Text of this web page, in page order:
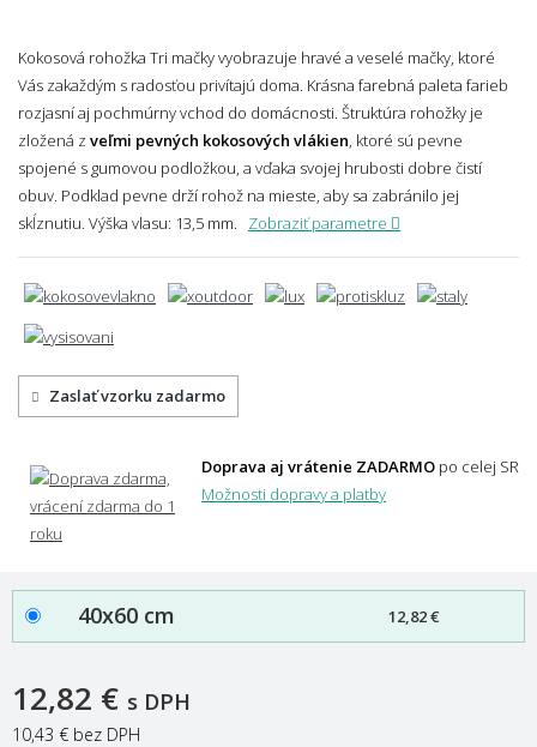
Kokosová rohožka Tri mačky vyobrazuje hravé a veselé mačky, ktoré
Vás zakaždým s radosťou privítajú doma. Krásna farebná paleta farieb
rozjasní aj pochmúrny vchod do domácnosti. Štruktúra rohožky je
zložená z veľmi pevných kokosových vlákien , ktoré sú pevne
spojené s gumovou podložkou, a vďaka svojej hrubosti dobre čistí
obuv. Podklad pevne drží rohož na mieste, aby sa zabránilo jej
skĺznutiu. Výška vlasu: 13,5 mm. Zobraziť parametre
Zaslať vzorku zadarmo
Doprava aj vrátenie ZADARMO po celej SR
Možnosti dopravy a platby
40x60 cm 12,82 €
12,82 € s DPH
10,43 € bez DPH